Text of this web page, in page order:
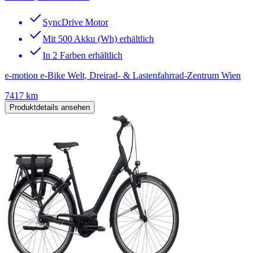
SyncDrive Motor
Mit 500 Akku (Wh) erhältlich
In 2 Farben erhältlich
e-motion e-Bike Welt, Dreirad- & Lastenfahrrad-Zentrum Wien
7417 km
Produktdetails ansehen